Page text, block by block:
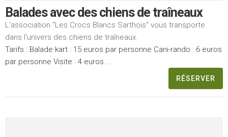
Balades avec des chiens de traîneaux
L'association "Les Crocs Blancs Sarthois" vous transporte
dans l'univers des chiens de traîneaux.
Tarifs : Balade kart : 15 euros par personne Cani-rando : 6 euros
par personne Visite : 4 euros ...
RÉSERVER